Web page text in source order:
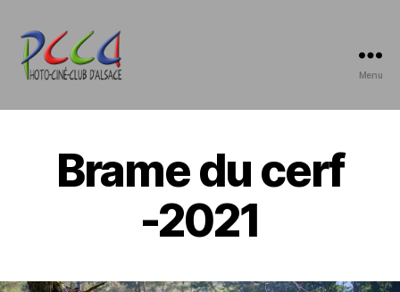
Ciné-
d'Alsace
Menu
Brame du cerf
-2021